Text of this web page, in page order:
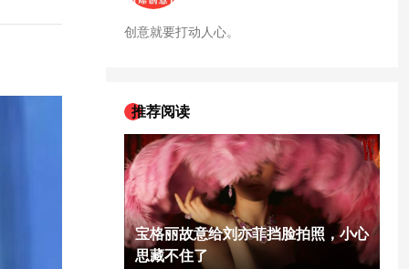
创意就要打动人心。
推荐阅读
宝格丽故意给刘亦菲挡脸拍照，小心
思藏不住了